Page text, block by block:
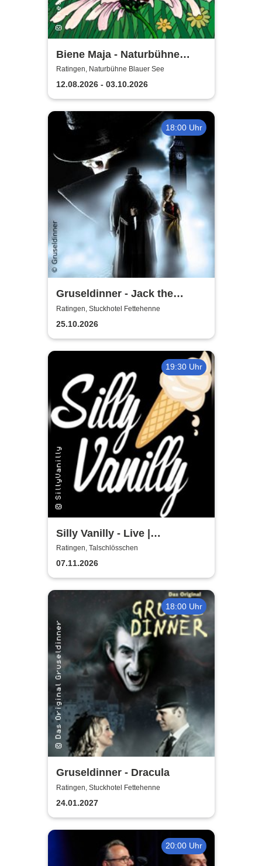
Biene Maja - Naturbühne
Blaue See
Ratingen, Naturbühne Blauer See
12.08.2026 - 03.10.2026
18:00 Uhr
Gruseldinner - Jack the
Ripper
Ratingen, Stuckhotel Fettehenne
25.10.2026
19:30 Uhr
Silly Vanilly - Live |
Talschlösschen
Ratingen, Talschlösschen
07.11.2026
18:00 Uhr
Gruseldinner - Dracula
Ratingen, Stuckhotel Fettehenne
24.01.2027
20:00 Uhr